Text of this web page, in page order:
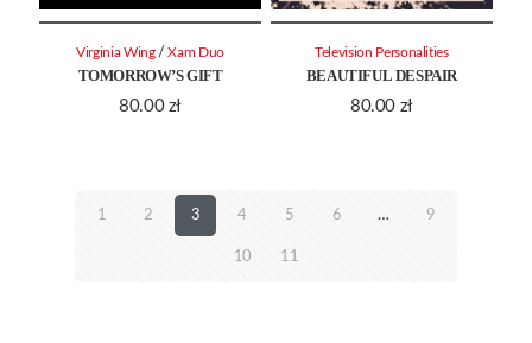
TOMORROW’S GIFT
80.00 zł
Virginia Wing /Xam Duo
BEAUTIFUL DESPAIR
80.00 zł
Television Personalities
1 2 3 4 5 6 … 9
10 11